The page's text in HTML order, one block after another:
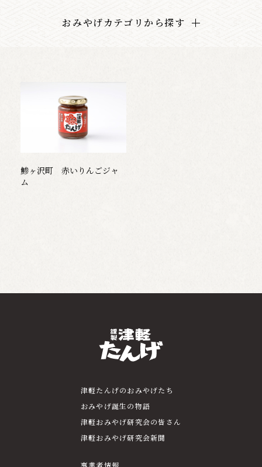
おみやげカテゴリから探す
鯵ヶ沢町 赤いりんごジャ
ム
津軽たんげのおみやげたち
おみやげ誕生の物語
津軽おみやげ研究会の皆さん
津軽おみやげ研究会新聞
事業者情報